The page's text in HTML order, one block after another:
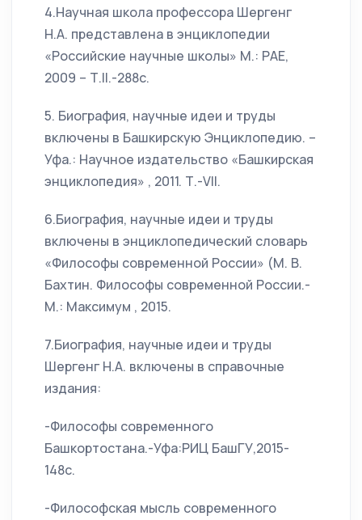
4.Научная школа профессора Шергенг
Н.А. представлена в энциклопедии
«Российские научные школы» М.: РАЕ,
2009 – Т.II.-288c.
5. Биография, научные идеи и труды
включены в Башкирскую Энциклопедию. –
Уфа.: Научное издательство «Башкирская
энциклопедия» , 2011. Т.-VII.
6.Биография, научные идеи и труды
включены в энциклопедический словарь
«Философы современной России» (М. В.
Бахтин. Философы современной России.-
М.: Максимум , 2015.
7.Биография, научные идеи и труды
Шергенг Н.А. включены в справочные
издания:
-Философы современного
Башкортостана.-Уфа:РИЦ БашГУ,2015-
148с.
-Философская мысль современного